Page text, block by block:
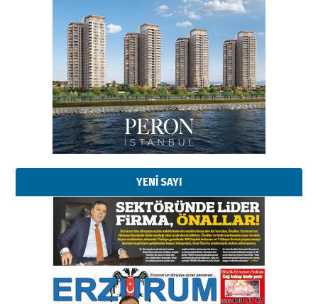
YENİ SAYI
Esat BİNDESEN
Başkan Sekmen’den Erzurum’a
bir vizyon proje daha!
02 Ağustos 2026 Pazar
Kadir SABUNCUOĞLU
Erzurumspor’un köşe taşları
29 Haziran 2026 Pazartesi
Kenan GÜLERCİ
Murat Şahsuvaroğlu ERKON’da
çıtayı yukarı taşırken,
yönetimdekiler aşağı
çekmemeli!
17 Şubat 2026 SalıOrhan BOZKURT
Bir fotoğraf, bir şehir, bir
gazeteci… Dizginler kimin
elinde?